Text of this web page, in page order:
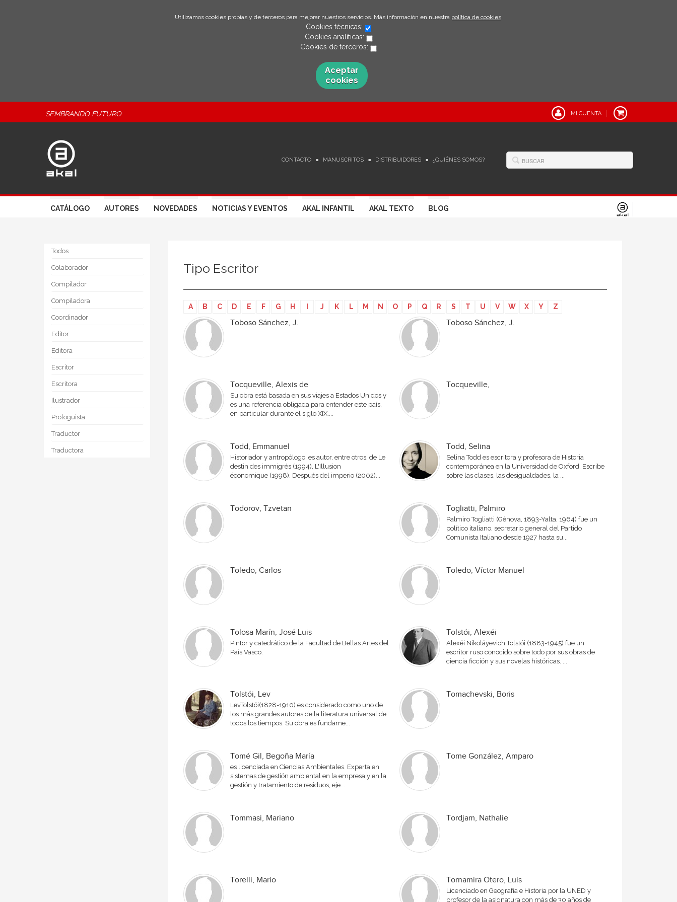
Utilizamos cookies propias y de terceros para mejorar nuestros servicios. Más información en nuestra política de cookies.
Cookies técnicas:
Cookies analíticas:
Cookies de terceros:
Aceptar
cookies
SEMBRANDO FUTURO MI CUENTA
CONTACTO MANUSCRITOS DISTRIBUIDORES ¿QUIÉNES SOMOS?
CATÁLOGO AUTORES NOVEDADES NOTICIAS Y EVENTOS AKAL INFANTIL AKAL TEXTO BLOG
Todos
Colaborador
Compilador
Compiladora
Coordinador
Editor
Editora
Escritor
Escritora
Ilustrador
Prologuista
Traductor
Traductora
Tipo Escritor
A B C D E F G H J K L M N O P Q R S T U V W X Y Z
Toboso Sánchez, J. Toboso Sánchez, J.
Tocqueville, Alexis de
Su obra está basada en sus viajes a Estados Unidos y
es una referencia obligada para entender este país,
en particular durante el siglo XIX....
Tocqueville,
Todd, Emmanuel
Historiador y antropólogo, es autor, entre otros, de Le
destin des immigrés (1994), L'Illusion
économique (1998), Después del imperio (2002)...
Todd, Selina
Selina Todd es escritora y profesora de Historia
contemporánea en la Universidad de Oxford. Escribe
sobre las clases, las desigualdades, la ...
Todorov, Tzvetan Togliatti, Palmiro
Palmiro Togliatti (Génova, 1893-Yalta, 1964) fue un
político italiano, secretario general del Partido
Comunista Italiano desde 1927 hasta su...
Toledo, Carlos Toledo, Víctor Manuel
Tolosa Marín, José Luis
Pintor y catedrático de la Facultad de Bellas Artes del
País Vasco.
Tolstói, Alexéi
Alexéi Nikoláyevich Tolstói (1883-1945) fue un
escritor ruso conocido sobre todo por sus obras de
ciencia ficción y sus novelas históricas. ...
Tolstói, Lev
LevTolstói(1828-1910) es considerado como uno de
los más grandes autores de la literatura universal de
todos los tiempos. Su obra es fundame...
Tomachevski, Boris
Tomé Gil, Begoña María
es licenciada en Ciencias Ambientales. Experta en
sistemas de gestión ambiental en la empresa y en la
gestión y tratamiento de residuos, eje...
Tome González, Amparo
Tommasi, Mariano Tordjam, Nathalie
Torelli, Mario Tornamira Otero, Luis
Licenciado en Geografía e Historia por la UNED y
profesor de la asignatura con más de 30 años de